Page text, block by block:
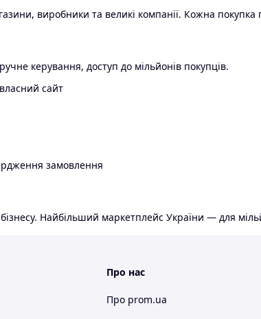
виробники та великі компанії. Кожна покупка
керування, доступ до мільйонів покупців.
сайт
замовлення
Найбільший маркетплейс України — для
Про нас
Про prom.ua